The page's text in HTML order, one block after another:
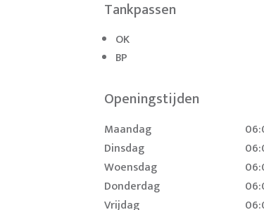
Tankpassen
OK
BP
Openingstijden
Maandag
Dinsdag
Woensdag
Donderdag
Vrijdag